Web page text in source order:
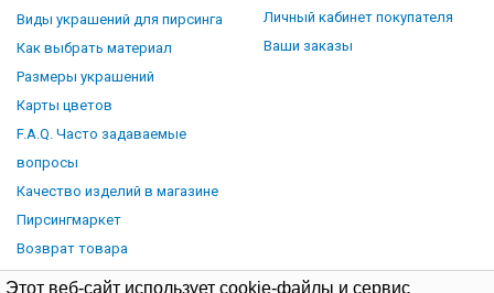
Этот веб-сайт использует cookie-файлы и сервис
Виды украшений для пирсинга
Как выбрать материал
Размеры украшений
Карты цветов
F.A.Q. Часто задаваемые
вопросы
Качество изделий в магазине
Пирсингмаркет
Возврат товара
Личный кабинет покупателя
Ваши заказы